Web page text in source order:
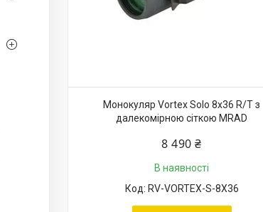
Монокуляр Vortex Solo 8x36 R/T з
далекомірною сіткою MRAD
8 490 ₴
В наявності
RV-VORTEX-S-8X36